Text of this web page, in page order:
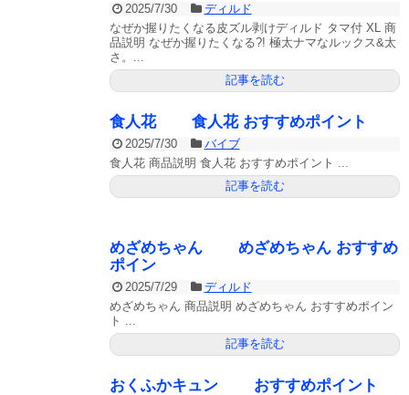
2025/7/30
ディルド
なぜか握りたくなる皮ズル剥けディルド タマ付 XL 商
品説明 なぜか握りたくなる?! 極太ナマなルックス&太
さ。...
記事を読む
食人花 食人花 おすすめポイント
2025/7/30
バイブ
食人花 商品説明 食人花 おすすめポイント ...
記事を読む
めざめちゃん めざめちゃん おすすめ
ポイン
2025/7/29
ディルド
めざめちゃん 商品説明 めざめちゃん おすすめポイン
ト ...
記事を読む
おくふかキュン おすすめポイント